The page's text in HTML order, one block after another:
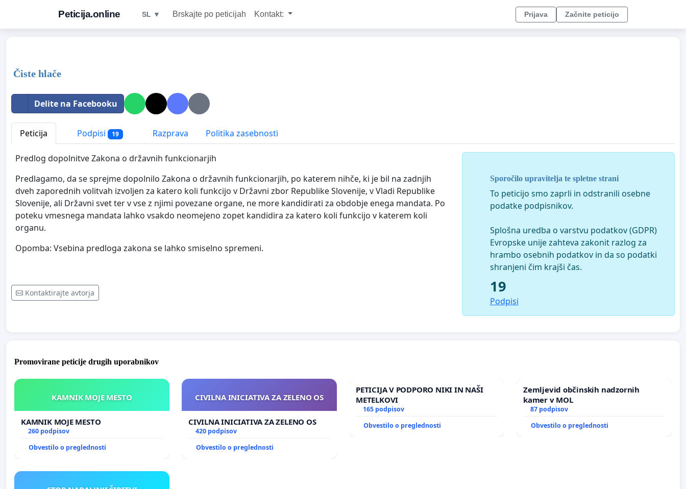
Peticija.online SL ▼ Brskajte po peticijah Kontakt: Prijava Začnite peticijo
Čiste hlače
Delite na Facebooku
Peticija Podpisi 19 Razprava Politika zasebnosti
Predlog dopolnitve Zakona o državnih funkcionarjih
Predlagamo, da se sprejme dopolnilo Zakona o državnih funkcionarjih, po katerem nihče, ki je bil na zadnjih
dveh zaporednih volitvah izvoljen za katero koli funkcijo v Državni zbor Republike Slovenije, v Vladi Republike
Slovenije, ali Državni svet ter v vse z njimi povezane organe, ne more kandidirati za obdobje enega mandata. Po
poteku vmesnega mandata lahko vsakdo neomejeno zopet kandidira za katero koli funkcijo v katerem koli
organu.
Opomba: Vsebina predloga zakona se lahko smiselno spremeni.
Kontaktirajte avtorja
Sporočilo upravitelja te spletne strani
To peticijo smo zaprli in odstranili osebne
podatke podpisnikov.
Splošna uredba o varstvu podatkov (GDPR)
Evropske unije zahteva zakonit razlog za
hrambo osebnih podatkov in da so podatki
shranjeni čim krajši čas.
19
Podpisi
Promovirane peticije drugih uporabnikov
KAMNIK MOJE MESTO
KAMNIK MOJE MESTO
260 podpisov
Obvestilo o preglednosti
CIVILNA INICIATIVA ZA ZELENO OS
CIVILNA INICIATIVA ZA ZELENO OS
420 podpisov
Obvestilo o preglednosti
PETICIJA V PODPORO NIKI IN NAŠI
METELKOVI
165 podpisov
Obvestilo o preglednosti
Zemljevid občinskih nadzornih
kamer v MOL
87 podpisov
Obvestilo o preglednosti